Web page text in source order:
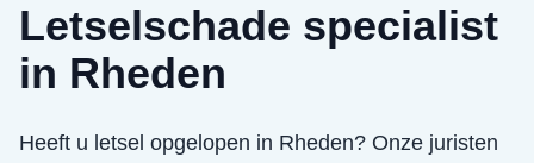
Letselschade specialist
in Rheden
Heeft u letsel opgelopen in Rheden? Onze juristen